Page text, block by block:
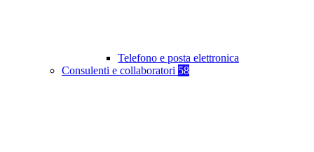
Telefono e posta elettronica
Consulenti e collaboratori 58